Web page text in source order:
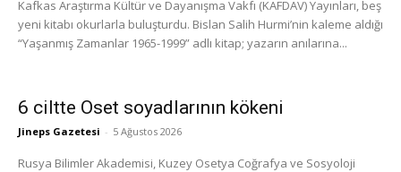
Kafkas Araştırma Kültür ve Dayanışma Vakfı (KAFDAV) Yayınları, beş
yeni kitabı okurlarla buluşturdu. Bislan Salih Hurmi’nin kaleme aldığı
“Yaşanmış Zamanlar 1965-1999” adlı kitap; yazarın anılarına...
6 ciltte Oset soyadlarının kökeni
Jineps Gazetesi - 5 Ağustos 2026
Rusya Bilimler Akademisi, Kuzey Osetya Coğrafya ve Sosyoloji